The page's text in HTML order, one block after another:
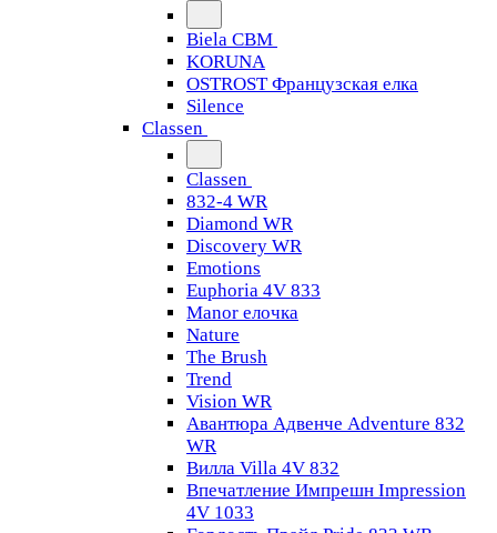
Biela CBM
KORUNA
OSTROST Французская елка
Silence
Classen
Classen
832-4 WR
Diamond WR
Discovery WR
Emotions
Euphoria 4V 833
Manor елочка
Nature
The Brush
Trend
Vision WR
Авантюра Адвенче Adventure 832
WR
Вилла Villa 4V 832
Впечатление Импрешн Impression
4V 1033